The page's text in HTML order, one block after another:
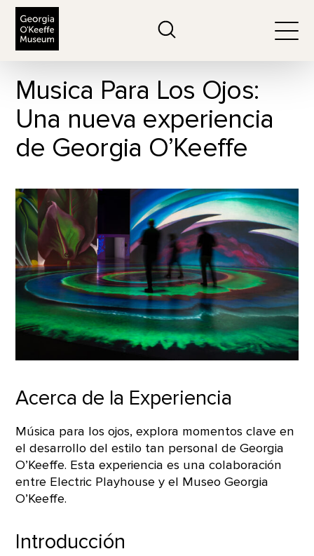
Musica Para Los Ojos:
Una nueva experiencia
de Georgia O’Keeffe
Acerca de la Experiencia
Música para los ojos, explora momentos clave en
el desarrollo del estilo tan personal de Georgia
O’Keeffe. Esta experiencia es una colaboración
entre Electric Playhouse y el Museo Georgia
O’Keeffe.
Introducción